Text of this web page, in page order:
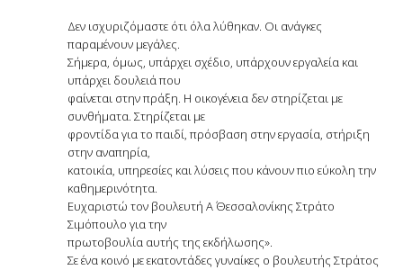
Δεν ισχυριζόμαστε ότι όλα λύθηκαν. Οι ανάγκες
παραμένουν μεγάλες.
Σήμερα, όμως, υπάρχει σχέδιο, υπάρχουν εργαλεία και
υπάρχει δουλειά που
φαίνεται στην πράξη. Η οικογένεια δεν στηρίζεται με
συνθήματα. Στηρίζεται με
φροντίδα για το παιδί, πρόσβαση στην εργασία, στήριξη
στην αναπηρία,
κατοικία, υπηρεσίες και λύσεις που κάνουν πιο εύκολη την
καθημερινότητα.
Ευχαριστώ τον βουλευτή Α΄ Θεσσαλονίκης Στράτο
Σιμόπουλο για την
πρωτοβουλία αυτής της εκδήλωσης».
Σε ένα κοινό με εκατοντάδες γυναίκες ο βουλευτής Στράτος